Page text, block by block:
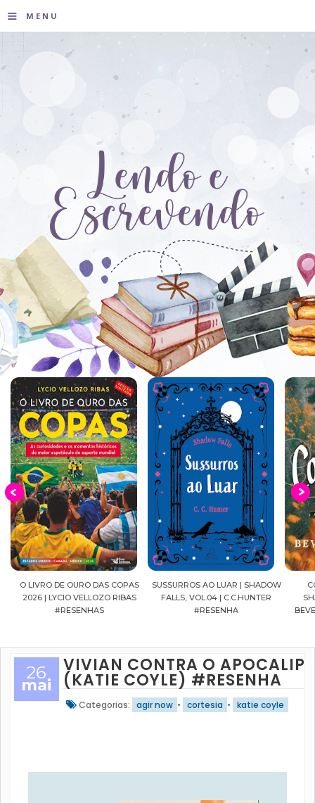
≡ MENU
O LIVRO DE OURO DAS COPAS
2026 | LYCIO VELLOZO RIBAS
#RESENHAS
SUSSURROS AO LUAR | SHADOW
FALLS, VOL.04 | C.C.HUNTER
#RESENHA
26
mai
VIVIAN CONTRA O
(KATIE COYLE) #RESENHA
Categorias: agir now • cortesia • katie coyle